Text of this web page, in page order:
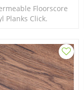
Floorscore
Planks Click.